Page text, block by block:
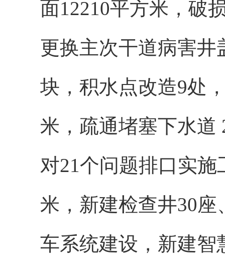
面12210平方米，破
更换主次干道病害井
块，积水点改造9处
米，疏通堵塞下水道
对21个问题排口实
米，新建检查井30
车系统建设，新建智